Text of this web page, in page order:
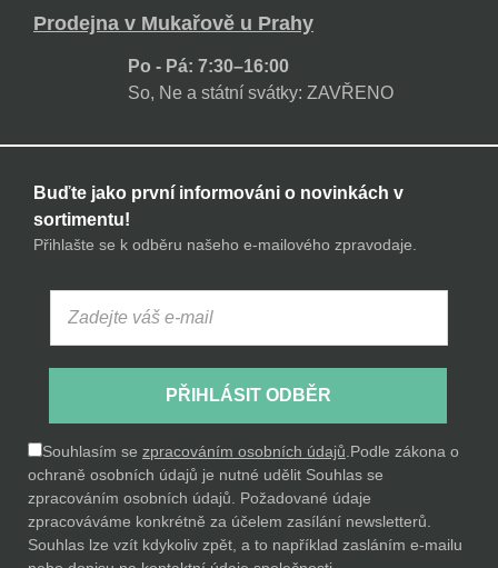
Prodejna v Mukařově u Prahy
Po - Pá: 7:30–16:00
So, Ne a státní svátky: ZAVŘENO
Buďte jako první informováni o novinkách v
sortimentu!
Přihlašte se k odběru našeho e-mailového zpravodaje.
PŘIHLÁSIT ODBĚR
Souhlasím se zpracováním osobních údajů.Podle zákona o
ochraně osobních údajů je nutné udělit Souhlas se
zpracováním osobních údajů. Požadované údaje
zpracováváme konkrétně za účelem zasílání newsletterů.
Souhlas lze vzít kdykoliv zpět, a to například zasláním e-mailu